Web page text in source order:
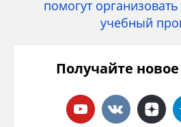
Получайте